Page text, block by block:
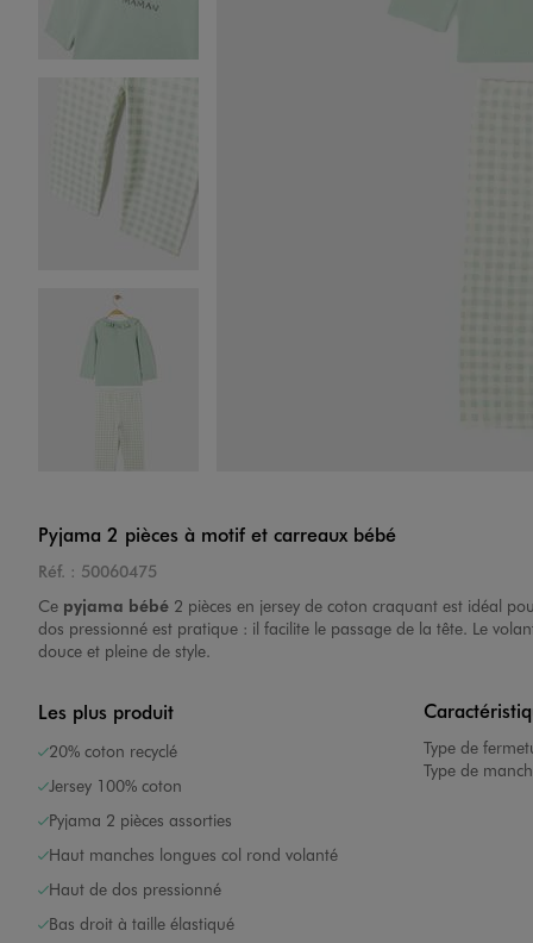
Image 2 sur 4
Pyjama 2 pièces à motif et carreaux bébé
Réf. : 50060475
Ce pyjama bébé 2 pièces en jersey de coton craquant est idéal
dos pressionné est pratique : il facilite le passage de la tête. Le
douce et pleine de style.
Les plus produit
20% coton recyclé
Jersey 100% coton
Pyjama 2 pièces assorties
Haut manches longues col rond volanté
Haut de dos pressionné
Bas droit à taille élastiqué
Type de
Type de